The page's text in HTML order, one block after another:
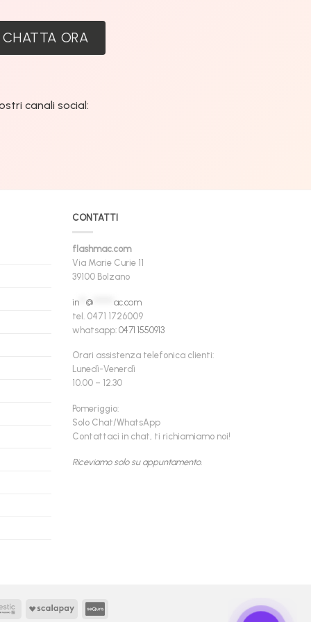
CHATTA ORA
canali social:
CONTATTI
flashmac.com
Via Marie Curie 11
39100 Bolzano
in** @****** ac.com
tel. 0471 1726009
whatsapp: 0471 1550913
Orari assistenza telefonica clienti:
Lunedì-Venerdì
10.00 – 12.30
Pomeriggio:
Solo Chat/WhatsApp
Contattaci in chat, ti richiamiamo noi!
Riceviamo solo su appuntamento.
FindomesticScalapay